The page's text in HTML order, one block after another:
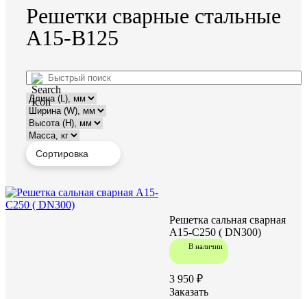
Решетки сварные стальные
А15-В125
В наличии
Решетка сальная сварная
А15-С250 ( DN300)
3 950 ₽
Заказать